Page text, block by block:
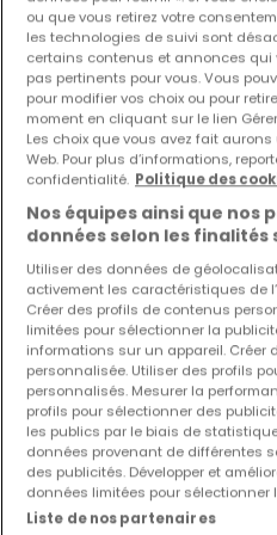
Les nouvelles
avant
Activez une alerte sur cette
nouveaux biens ainsi que
votre
Créez
Modifiez vos critères
de
Autres types
ou que vous retirez votre
les technologies de suivi sont
certains contenus et annonces qui
pas pertinents pour vous. Vous
pour modifier vos choix ou pour
moment en cliquant sur le lien
Les choix que vous avez fait
Web. Pour plus d’informations,
confidentialité. Politique des
Nos équipes ainsi que
données selon les finalités
Utiliser des données de
activement les caractéristiques de
Créer des profils de contenus
limitées pour sélectionner la
informations sur un appareil. Créer
personnalisée. Utiliser des profils
personnalisés. Mesurer la
profils pour sélectionner des
les publics par le biais de
données provenant de différentes
des publicités. Développer et
données limitées pour sélectionner
Liste de nos partenaires